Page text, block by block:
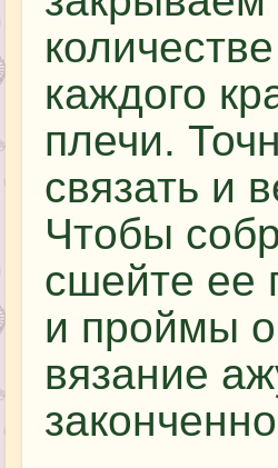
каждого
плечи.
связать и
Чтобы
сшейте ее
и проймы
вязание